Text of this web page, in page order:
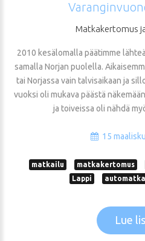
Matkakertomus
2010 kesälomalla päätimme
samalla Norjan puolella.
tai Norjassa vain talvisaikaan ja
vuoksi oli mukava päästä
ja toiveissa oli nähdä
15
matkailu matkakertomus
Lappi
Lue